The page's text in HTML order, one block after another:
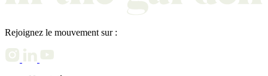
Rejoignez le mouvement sur :